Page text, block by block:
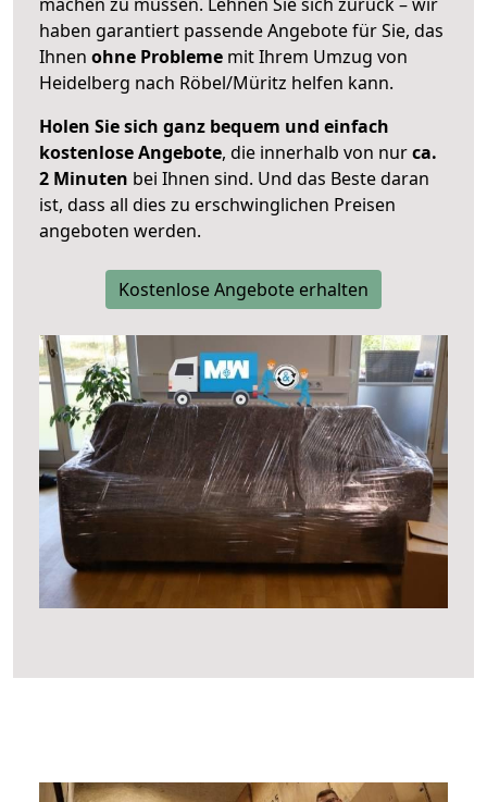
haben garantiert passende Angebote für Sie, das
Ihnen ohne Probleme mit Ihrem Umzug von
Heidelberg nach Röbel/Müritz helfen kann.
Holen Sie sich ganz bequem und einfach
kostenlose Angebote, die innerhalb von nurca.
2 Minuten bei Ihnen sind. Und das Beste daran
ist, dass all dies zu erschwinglichen Preisen
angeboten werden.
Kostenlose Angebote erhalten